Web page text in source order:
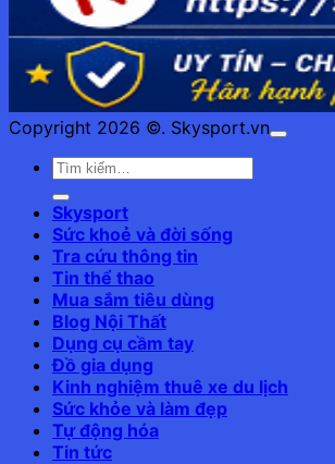
Copyright 2026 ©. Skysport.vn
Skysport
Sức khoẻ và đời sống
Tra cứu thông tin
Tin thể thao
Mua sắm tiêu dùng
Blog Nội Thất
Dụng cụ cầm tay
Đồ gia dụng
Kinh nghiệm thuê xe du lịch
Sức khỏe và làm đẹp
Tự động hóa
Tin tức